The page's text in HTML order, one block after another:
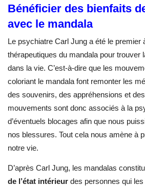
Bénéficier des bienfaits
avec le mandala
Le psychiatre Carl Jung a été le premier
thérapeutiques du mandala pour trouver
dans la vie. C’est-à-dire que les
coloriant le mandala font remonter les
des souvenirs, des appréhensions et
mouvements sont donc associés à la
d’éventuels blocages afin que nous
nos blessures. Tout cela nous amène à
notre vie.
D’après Carl Jung, les mandalas
de l’état intérieur des personnes qui